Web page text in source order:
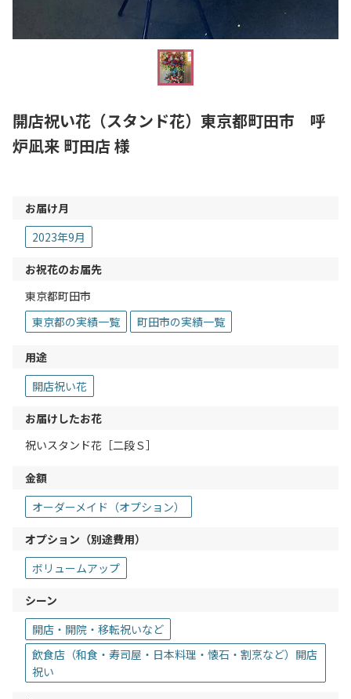
開店祝い花（スタンド花）東京都町田市 呼
炉凪来 町田店 様
お届け月
2023年9月
お祝花のお届先
東京都町田市
東京都の実績一覧
町田市の実績一覧
用途
開店祝い花
お届けしたお花
祝いスタンド花［二段Ｓ］
金額
オーダーメイド（オプション）
オプション（別途費用）
ボリュームアップ
シーン
開店・開院・移転祝いなど
飲食店（和食・寿司屋・日本料理・懐石・割烹など）開店
祝い